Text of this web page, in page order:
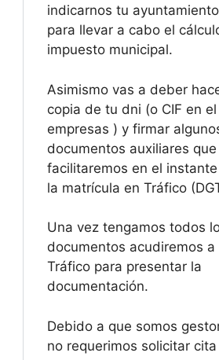
indicarnos tu
para llevar a cabo el
impuesto municipal.
Asimismo vas a deber
copia de tu dni (o CIF en
empresas ) y firmar
documentos auxiliares
facilitaremos en el
la matrícula en Tráfico
Una vez tengamos todos
documentos acudiremos
Tráfico para presentar la
documentación.
Debido a que somos
no requerimos solicitar